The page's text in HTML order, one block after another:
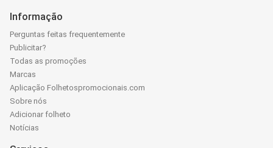
Informação
Perguntas feitas frequentemente
Publicitar?
Todas as promoções
Marcas
Aplicação Folhetospromocionais.com
Sobre nós
Adicionar folheto
Notícias